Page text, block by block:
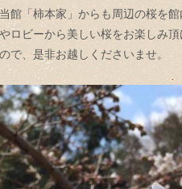
「柿本家」からも周辺の桜を
ロビーから美しい桜をお楽しみ
で、是非お越しくださいませ。